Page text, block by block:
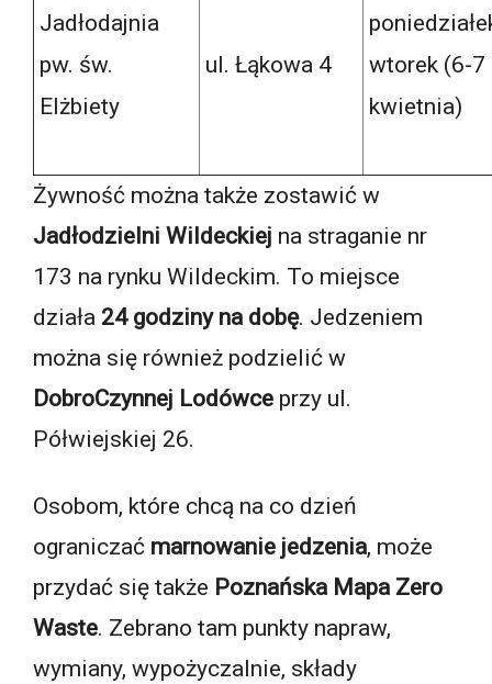
Jadłodajnia
pw. św.
Elżbiety
ul. Łąkowa 4
wtorek (6-7
kwietnia)
Żywność można także zostawić w
Jadłodzielni Wildeckiej na straganie nr
173 na rynku Wildeckim. To miejsce
działa 24 godziny na dobę. Jedzeniem
można się również podzielić w
DobroCzynnej Lodówce przy ul.
Półwiejskiej 26.
Osobom, które chcą na co dzień
ograniczać marnowanie jedzenia, może
przydać się także Poznańska Mapa Zero
Waste. Zebrano tam punkty napraw,
wymiany, wypożyczalnie, składy